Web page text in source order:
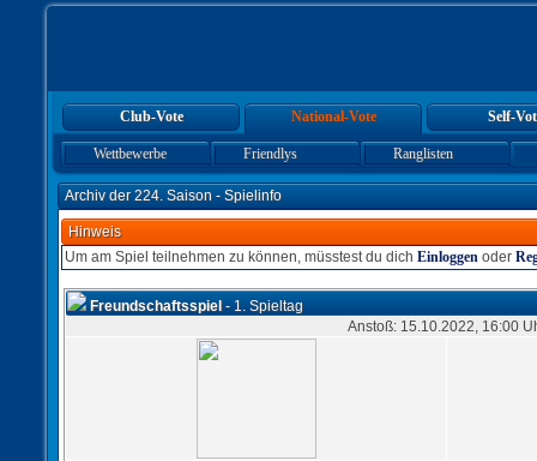
Club-Vote National-Vote Self-
Wettbewerbe Friendlys Ranglisten
Archiv der 224. Saison - Spielinfo
Hinweis
Um am Spiel teilnehmen zu können, müsstest du dich Einloggen oder
Freundschaftsspiel- 1. Spieltag
Anstoß: 15.10.2022, 16:00